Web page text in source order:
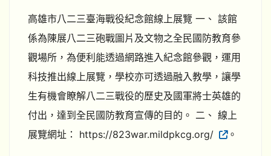
高雄市八二三臺海戰役紀念館線上展覽 一、 該館
係為陳展八二三砲戰圖片及文物之全民國防教育參
觀場所，為便利能透過網路進入紀念館參觀，運用
科技推出線上展覽，學校亦可透過融入教學，讓學
生有機會瞭解八二三戰役的歷史及國軍將士英雄的
付出，達到全民國防教育宣傳的目的。 二、 線上
展覽網址： https://823war.mildpkcg.org/
。